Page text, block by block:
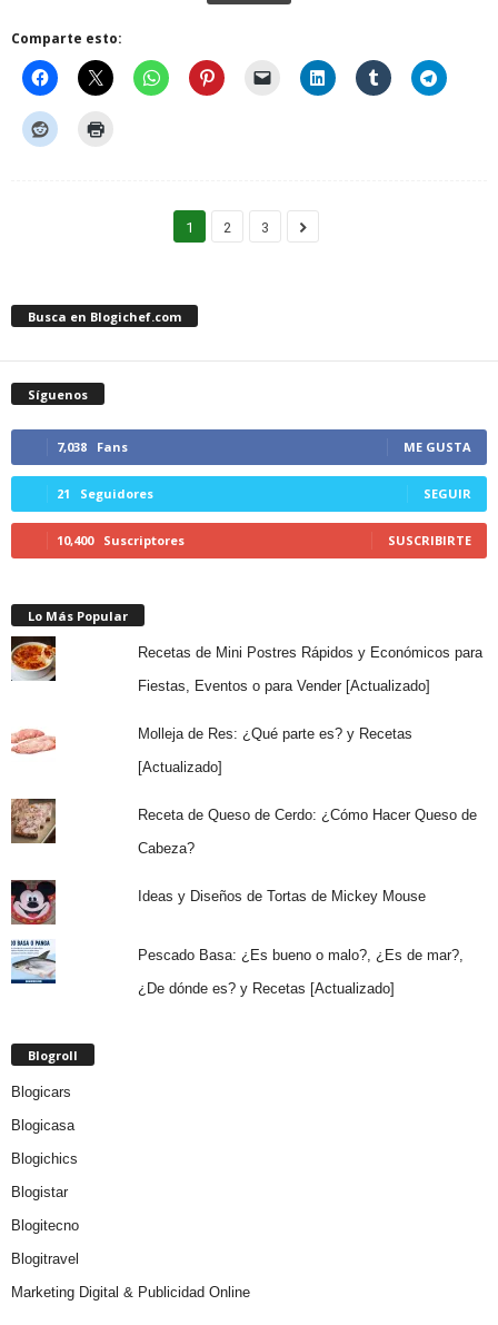
Comparte esto:
1 2 3
Busca en Blogichef.com
Síguenos
7,038 Fans ME GUSTA
21 Seguidores SEGUIR
10,400 Suscriptores SUSCRIBIRTE
Lo Más Popular
Recetas de Mini Postres Rápidos y Económicos para
Fiestas, Eventos o para Vender [Actualizado]
Molleja de Res: ¿Qué parte es? y Recetas
[Actualizado]
Receta de Queso de Cerdo: ¿Cómo Hacer Queso de
Cabeza?
Ideas y Diseños de Tortas de Mickey Mouse
Pescado Basa: ¿Es bueno o malo?, ¿Es de mar?,
¿De dónde es? y Recetas [Actualizado]
Blogroll
Blogicars
Blogicasa
Blogichics
Blogistar
Blogitecno
Blogitravel
Marketing Digital & Publicidad Online